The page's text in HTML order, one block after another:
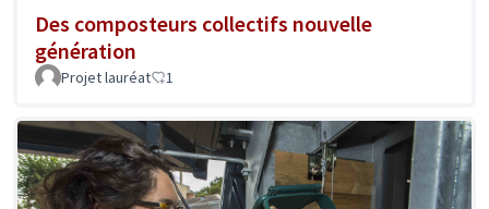
Des composteurs collectifs nouvelle
génération
Projet lauréat 1